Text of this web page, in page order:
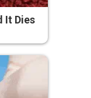
It Dies